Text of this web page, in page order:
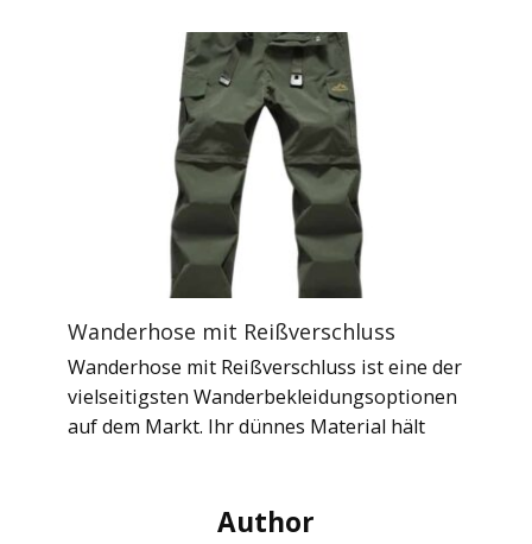
Wanderhose mit Reißverschluss
Wanderhose mit Reißverschluss ist eine der
vielseitigsten Wanderbekleidungsoptionen
auf dem Markt. Ihr dünnes Material hält
Author